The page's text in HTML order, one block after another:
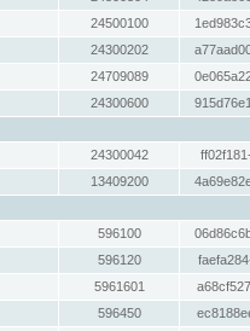
24500100
24300202
24709089
24300600
24300042
13409200
596100
596120
5961601
596450